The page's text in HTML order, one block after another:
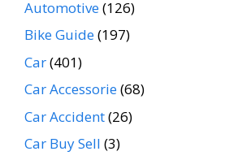
Automotive(126)
Bike Guide(197)
Car(401)
Car Accessorie(68)
Car Accident(26)
Car Buy Sell (3)